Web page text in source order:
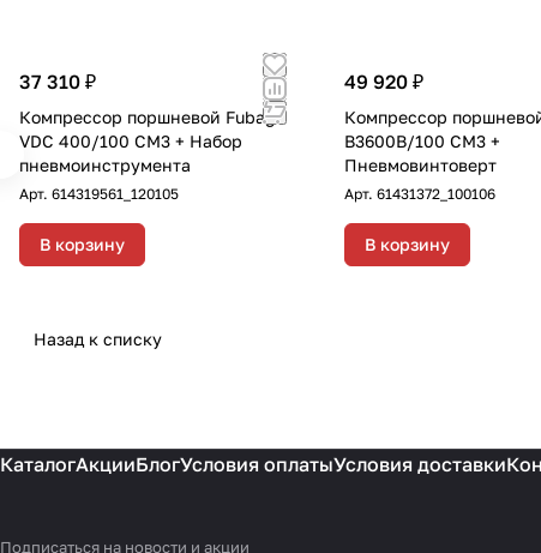
37 310 ₽
Компрессор поршневой Fubag
VDC 400/100 CM3 + Набор
пневмоинструмента
Арт. 614319561_120105
В корзину
49 920 ₽
Компрессор
B3600B/100 CM3 +
Пневмовинтоверт
Арт.61431372_100106
В корзину
Назад к списку
КаталогАкцииБлогУсловия оплатыУсловия доставки
Подписаться на новости и акции